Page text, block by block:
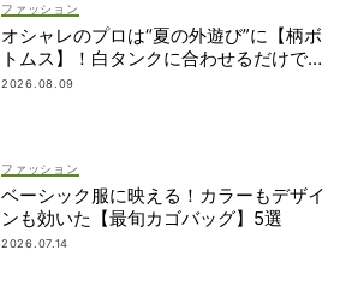
ファッション
オシャレのプロは“夏の外遊び”に【柄ボ
トムス】！白タンクに合わせるだけで鮮
度アップ
2026.08.09
ファッション
ベーシック服に映える！カラーもデザイ
ンも効いた【最旬カゴバッグ】5選
2026.07.14